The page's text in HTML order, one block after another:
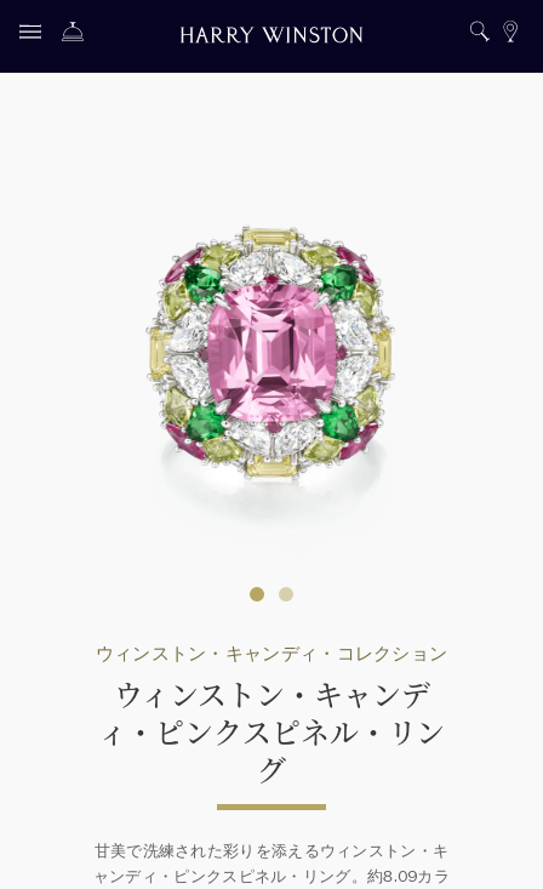
ウィンストン・キャンディ・コレクション
ウィンストン・キャンデ
ィ・ピンクスピネル・リン
グ
甘美で洗練された彩りを添えるウィンストン・キ
ャンディ・ピンクスピネル・リング。約8.09カラ